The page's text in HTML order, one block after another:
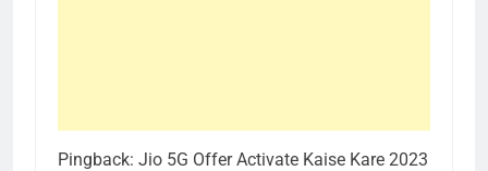
Pingback: Jio 5G Offer Activate Kaise Kare 2023